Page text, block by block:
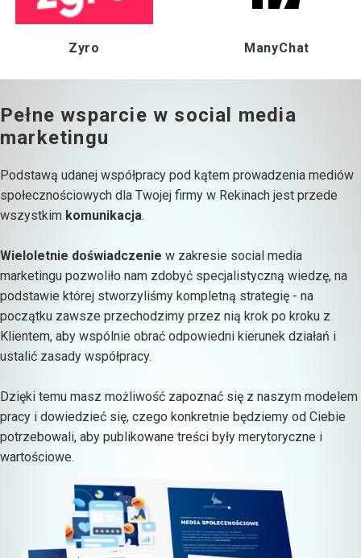
Zyro ManyChat
Pełne wsparcie w social media
marketingu
Podstawą udanej współpracy pod kątem prowadzenia mediów
społecznościowych dla Twojej firmy w Rekinach jest przede
wszystkim komunikacja.
Wieloletnie doświadczenie w zakresie social media
marketingu pozwoliło nam zdobyć specjalistyczną wiedzę, na
podstawie której stworzyliśmy kompletną strategię - na
początku zawsze przechodzimy przez nią krok po kroku z
Klientem, aby wspólnie obrać odpowiedni kierunek działań i
ustalić zasady współpracy.
Dzięki temu masz możliwość zapoznać się z naszym modelem
pracy i dowiedzieć się, czego konkretnie będziemy od Ciebie
potrzebowali, aby publikowane treści były merytoryczne i
wartościowe.